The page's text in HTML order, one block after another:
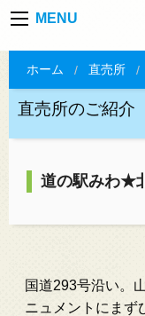
MENU
ホーム 直売所
直売所のご紹介
道の駅みわ★
国道293号沿い。
ニュメントにまず